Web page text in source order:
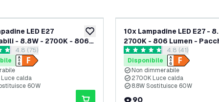
aggiungi alla lista desideri
LED E27
- 8.8W - 2700K - 806
Pacchetto sconto
apri il cassetto delle recensioni
valutazione
4.8 (75)
calda
60W
10x Lampadine LED E27 -
2700K - 806 Lumen - Pacchetto
sconto
apri il cassetto
4.8 stelle di valutazione
4.8 (41)
Disponibile
Non dimmerabile
2700K Luce calda
8.8W Sostituisce 60W
90